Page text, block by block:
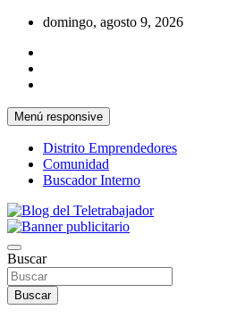
Saltar
contenido
domingo, agosto 9, 2026
Menú responsive
Distrito Emprendedores
Comunidad
Buscador Interno
Blog del Teletrabajador
Buscar
Buscar